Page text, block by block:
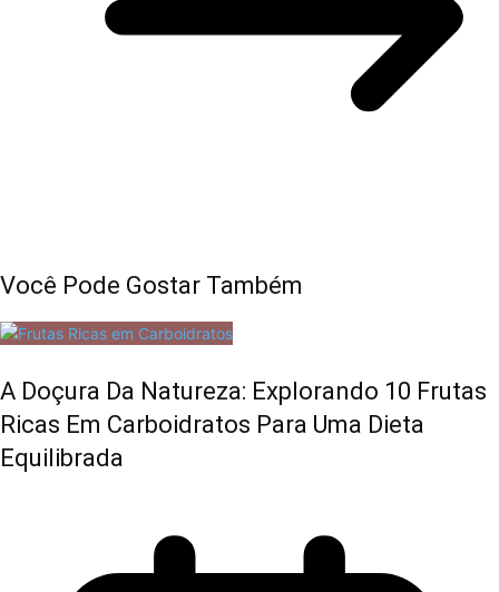
Você Pode Gostar Também
A Doçura Da Natureza: Explorando 10 Frutas
Ricas Em Carboidratos Para Uma Dieta
Equilibrada